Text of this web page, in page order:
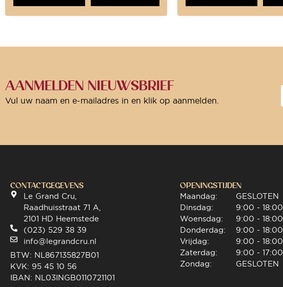
AANMELDEN NIEUWSBRIEF
Vul uw naam en e-mailadres in en klik op aanmelden.
CONTACTGEGEVENS
Le Grand Cru,
Raadhuisstraat 71 A,
2101 HD Heemstede
(023) 529 38 39
info@legrandcru.nl
BTW: NL867135827B01
KVK: 95 45 10 56
IBAN: NL03INGB0110721101
OPENINGSTIJDEN
Maandag:
Dinsdag:
Woensdag:
Donderdag:
Vrijdag:
Zaterdag:
Zondag:
GESLOTEN
9:00 - 18:00
9:00 - 18:00
9:00 - 18:00
9:00 - 18:00
9:00 - 17:00
GESLOTEN